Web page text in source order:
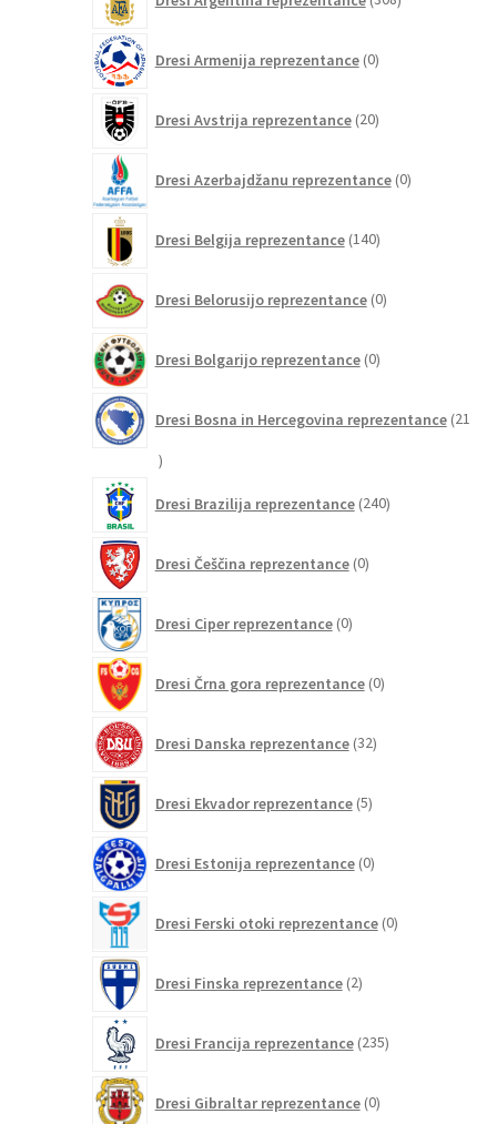
izdelkov
Dresi Armenija reprezentance 0izdelkov
Dresi Avstrija reprezentance 20izdelkov
Dresi Azerbajdžanu reprezentance 0izdelkov
Dresi Belgija reprezentance 140izdelkov
Dresi Belorusijo reprezentance 0izdelkov
Dresi Bolgarijo reprezentance 0izdelkov
Dresi Bosna in Hercegovina reprezentance 21
21
Dresi Brazilija reprezentance 240izdelkov
Dresi Češčina reprezentance 0izdelkov
Dresi Ciper reprezentance 0izdelkov
Dresi Črna gora reprezentance 0izdelkov
Dresi Danska reprezentance 32izdelkov
Dresi Ekvador reprezentance 5izdelkov
Dresi Estonija reprezentance 0izdelkov
Dresi Ferski otoki reprezentance 0izdelkov
Dresi Finska reprezentance 2izdelka
Dresi Francija reprezentance 235izdelkov
Dresi Gibraltar reprezentance 0izdelkov